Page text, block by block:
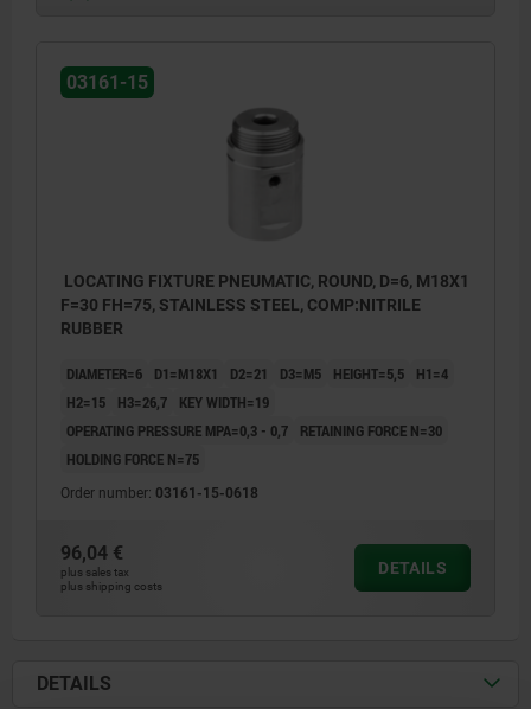
03161-15
LOCATING FIXTURE PNEUMATIC, ROUND, D=6, M18X1
F=30 FH=75, STAINLESS STEEL, COMP:NITRILE
RUBBER
DIAMETER=6 D1=M18X1 D2=21 D3=M5 HEIGHT=5,5
H1=4
H2=15
H3=26,7
KEY WIDTH=19
OPERATING PRESSURE MPA=0,3 - 0,7
RETAINING FORCE N=30
HOLDING FORCE N=75
Order number: 03161-15-0618
96,04 €
plus sales tax
plus shipping costs
DETAILS
DETAILS